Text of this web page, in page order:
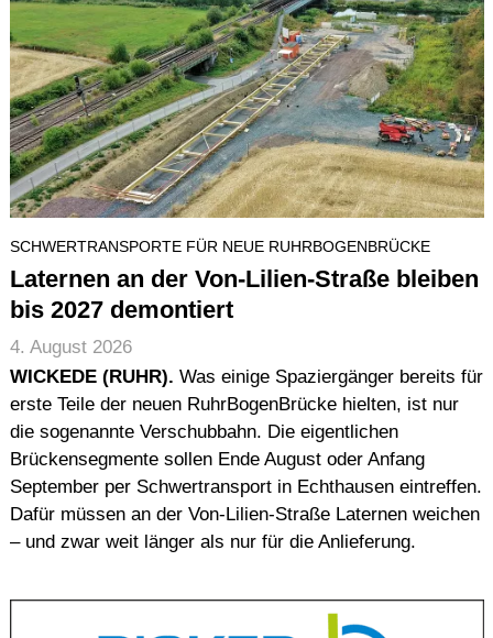
SCHWERTRANSPORTE FÜR NEUE RUHRBOGENBRÜCKE
Laternen an der Von-Lilien-Straße bleiben
bis 2027 demontiert
4. August 2026
WICKEDE (RUHR). Was einige Spaziergänger bereits für
erste Teile der neuen RuhrBogenBrücke hielten, ist nur
die sogenannte Verschubbahn. Die eigentlichen
Brückensegmente sollen Ende August oder Anfang
September per Schwertransport in Echthausen eintreffen.
Dafür müssen an der Von-Lilien-Straße Laternen weichen
– und zwar weit länger als nur für die Anlieferung.